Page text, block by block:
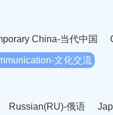
China-当代中国
文化交流
Russian(RU)-俄语